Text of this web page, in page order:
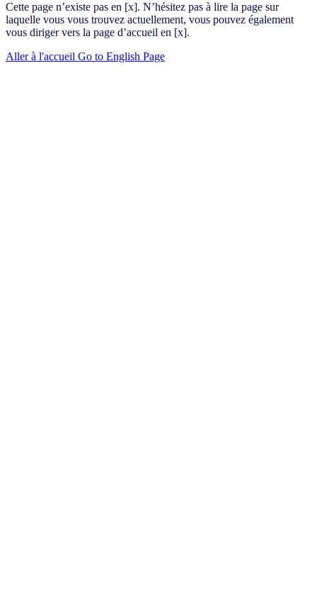
Cette page n’existe pas en [x]. N’hésitez pas à lire la page sur
laquelle vous vous trouvez actuellement, vous pouvez également
vous diriger vers la page d’accueil en [x].
Aller à l'accueil Go to English Page